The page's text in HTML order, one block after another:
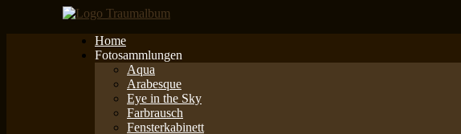
Home
Fotosammlungen
Aqua
Arabesque
Eye in the Sky
Farbrausch
Fensterkabinett